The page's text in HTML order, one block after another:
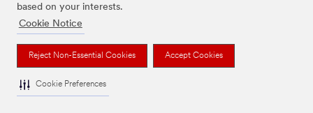
based on your interests.
Cookie Notice
Reject Non-Essential Cookies Accept Cookies
Cookie Preferences